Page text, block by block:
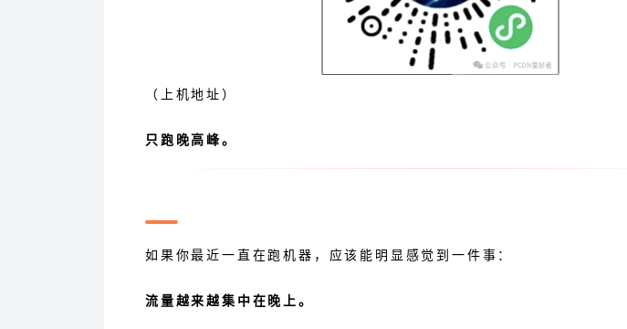
（上机地址）
只跑晚高峰。
如果你最近一直在跑机器，应该能明显感觉到一件事：
流量越来越集中在晚上。